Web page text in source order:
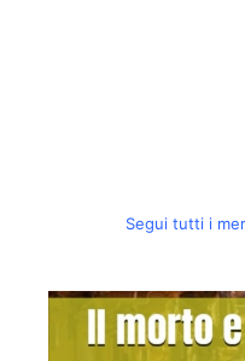
Segui tutti i